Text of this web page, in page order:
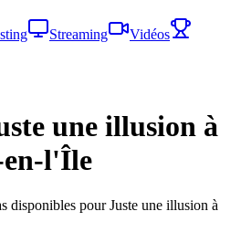
Streaming
Vidéos
une illusion à
l'Île
disponibles pour Juste une illusion à